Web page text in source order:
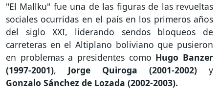
"El Mallku" fue una de las figuras de las revueltas
sociales ocurridas en el país en los primeros años
del siglo XXI, liderando sendos bloqueos de
carreteras en el Altiplano boliviano que pusieron
en problemas a presidentes como Hugo Banzer
(1997-2001), Jorge Quiroga (2001-2002) y
Gonzalo Sánchez de Lozada (2002-2003).